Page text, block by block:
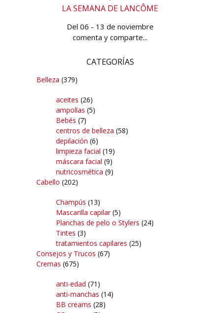
LA SEMANA DE LANCÔME
Del 06 - 13 de noviembre
comenta y comparte...
CATEGORÍAS
Belleza (379)
aceites (26)
ampollas (5)
Bebés (7)
centros de belleza (58)
depilación (6)
limpieza facial (19)
máscara facial (9)
nutricosmética (9)
Cabello (202)
Champús (13)
Mascarilla capilar(5)
Planchas de pelo o Stylers (24)
Tintes (3)
tratamientos capilares (25)
Consejos y Trucos (67)
Cremas (675)
anti-edad (71)
anti-manchas (14)
BB creams (28)